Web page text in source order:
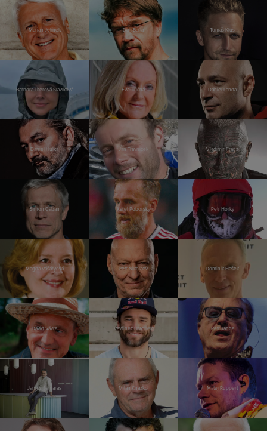
Marian Jelínek Dan Bárta Tomáš Klus
Barbora Literová Slavíková Eva Jiřičná Daniel Landa
Daniel Hůlka Jan Trávníček Vladimír Franz
Šimon Caban Karel Poborský Petr Horký
Magda Vášáryová Petr Nikolaev Dominik Hašek
David Vávra Vavřinec Hradilek Petr Janda
Jannis Samaras Milan Kňažko Matěj Ruppert